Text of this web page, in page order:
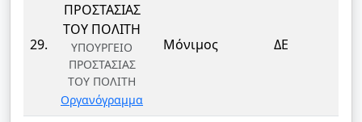
29.
ΠΡΟΣΤΑΣΙΑΣ
ΤΟΥ ΠΟΛΙΤΗ
ΥΠΟΥΡΓΕΙΟ
ΠΡΟΣΤΑΣΙΑΣ
ΤΟΥ ΠΟΛΙΤΗ
Οργανόγραμμα
Μόνιμος ΔΕ